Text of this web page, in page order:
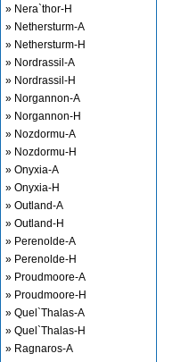
» Nera`thor-H
» Nethersturm-A
» Nethersturm-H
» Nordrassil-A
» Nordrassil-H
» Norgannon-A
» Norgannon-H
» Nozdormu-A
» Nozdormu-H
» Onyxia-A
» Onyxia-H
» Outland-A
» Outland-H
» Perenolde-A
» Perenolde-H
» Proudmoore-A
» Proudmoore-H
» Quel`Thalas-A
» Quel`Thalas-H
» Ragnaros-A